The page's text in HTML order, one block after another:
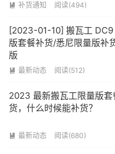
 补货通知 阅读(494)
[2023-01-10] 搬瓦工 DC9
版套餐补货/悉尼限量版补
版
 最新动态 阅读(512)
2023 最新搬瓦工限量版
货，什么时候能补货？
 最新动态 阅读(680)